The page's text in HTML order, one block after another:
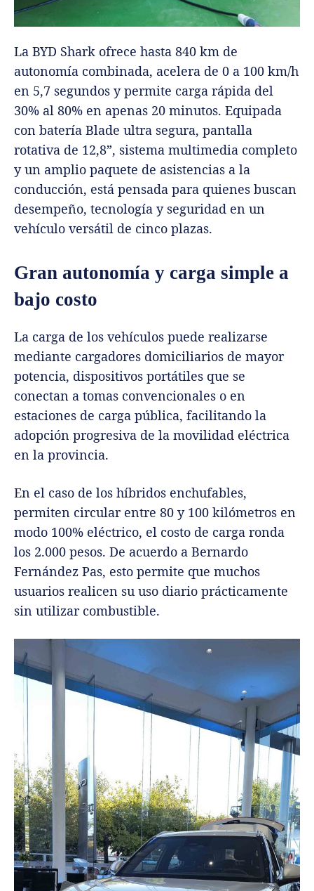
La BYD Shark ofrece hasta 840 km de
autonomía combinada, acelera de 0 a 100 km/h
en 5,7 segundos y permite carga rápida del
30% al 80% en apenas 20 minutos. Equipada
con batería Blade ultra segura, pantalla
rotativa de 12,8”, sistema multimedia completo
y un amplio paquete de asistencias a la
conducción, está pensada para quienes buscan
desempeño, tecnología y seguridad en un
vehículo versátil de cinco plazas.
Gran autonomía y carga simple a
bajo costo
La carga de los vehículos puede realizarse
mediante cargadores domiciliarios de mayor
potencia, dispositivos portátiles que se
conectan a tomas convencionales o en
estaciones de carga pública, facilitando la
adopción progresiva de la movilidad eléctrica
en la provincia.
En el caso de los híbridos enchufables,
permiten circular entre 80 y 100 kilómetros en
modo 100% eléctrico, el costo de carga ronda
los 2.000 pesos. De acuerdo a Bernardo
Fernández Pas, esto permite que muchos
usuarios realicen su uso diario prácticamente
sin utilizar combustible.